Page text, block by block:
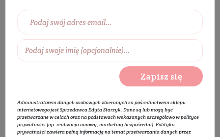
Zapisz się
Administratorem danych osobowych zbieranych za pośrednictwem sklepu
internetowego jest Sprzedawca Edyta Starzyk. Dane są lub mogą być
przetwarzane w celach oraz na podstawach wskazanych szczegółowo wpolityce
prywatności (np. realizacja umowy, marketing bezpośredni). Polityka
prywatnościzawiera pełną informację na temat przetwarzania danych przez